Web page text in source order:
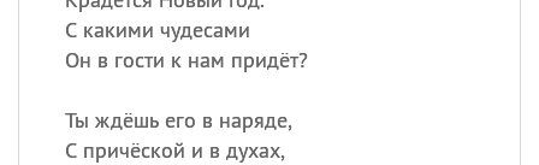
С какими чудесами
Он в гости к нам придёт?
Ты ждёшь его в наряде,
С причёской и в духах,